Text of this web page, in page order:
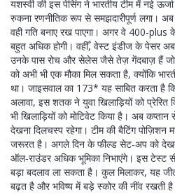
यशस्वी की इस पेसिंग ने भारतीय टीम में नई
रुकना रणनीतिक रूप से समझदारीपूर्ण लगा।
वही गति बनाए रख पाएगा। अगर वे 400‑plus
बहुत अधिक होगी। वहीँ, वेस्ट इंडीज के पेसर
उनके पास रोच और सेलेस जैसे तेज़ गेंदबाज़ हैं जो
को अभी भी एक मौका मिल सकता है, क्योंकि
था। जाइसवाल का 173* यह साबित करता है
अलावा, इस शतक ने युवा खिलाड़ियों को
भी खिलाड़ियों को मोटिवेट किया है। अब कप्तान
देखना दिलचस्प रहेगा। टीम की बैटिंग पोज़िशन
जरूरत है। अगले दिन के फील्ड सेट‑अप को
ऑल‑राउंडर अधिक भूमिका निभाएंगे। इस टेस्ट
बड़ा बदलाव ला सकता है। कुल मिलाकर, यह
बढ़त है और भविष्य में बड़े स्कोर की नींव रखती